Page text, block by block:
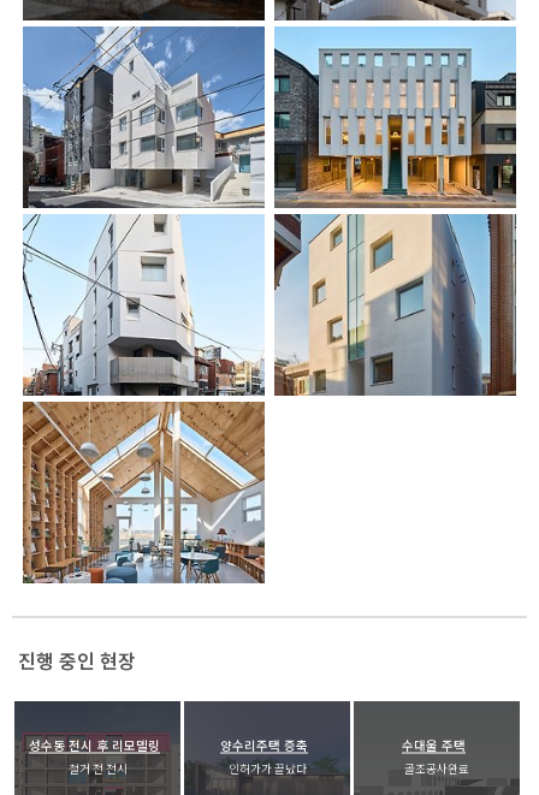
진행 중인 현장
성수동 전시 후 리모델링
철거 전 전시
양수리주택 증축
인허가가 끝났다
수대울 주택
골조공사완료